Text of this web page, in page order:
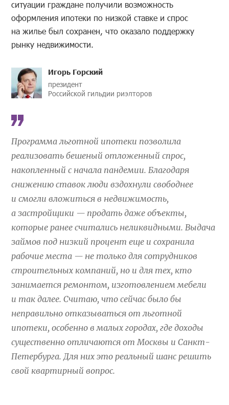
ситуации граждане получили возможность
оформления ипотеки по низкой ставке и спрос
на жилье был сохранен, что оказало поддержку
рынку недвижимости.
Программа льготной ипотеки позволила
реализовать бешеный отложенный спрос,
накопленный с начала пандемии. Благодаря
снижению ставок люди вздохнули свободнее
и смогли вложиться в недвижимость,
а застройщики — продать даже объекты,
которые ранее считались неликвидными. Выдача
займов под низкий процент еще и сохранила
рабочие места — не только для сотрудников
строительных компаний, но и для тех, кто
занимается ремонтом, изготовлением мебели
и так далее. Считаю, что сейчас было бы
неправильно отказываться от льготной
ипотеки, особенно в малых городах, где доходы
существенно отличаются от Москвы и Санкт-
Петербурга. Для них это реальный шанс решить
свой квартирный вопрос.
Игорь Горский
президент
Российской гильдии риэлторов